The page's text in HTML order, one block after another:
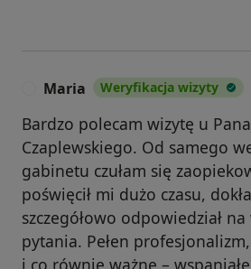
Maria Weryfikacja wizyty
Bardzo polecam wizytę u
Czaplewskiego. Od samego
gabinetu czułam się
poświęcił mi dużo czasu,
szczegółowo odpowiedział
pytania. Pełen
i co równie ważne –